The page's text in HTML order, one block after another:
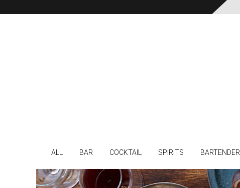
ALL BAR COCKTAIL SPIRITS BARTENDER